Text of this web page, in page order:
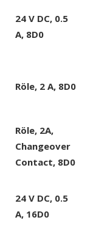
24 V DC, 0.5
A, 8D0
Röle, 2 A, 8D0
Röle, 2A,
Changeover
Contact, 8D0
24 V DC, 0.5
A, 16D0